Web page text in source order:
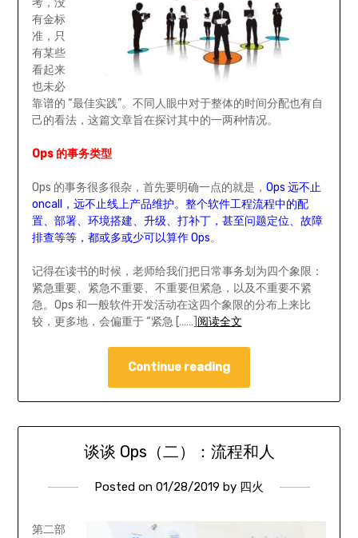
考，没
有金标
准，只
有某些
看起来
也未必
靠谱的 “最佳实践”。不同人眼中对于整体的时间分配也有自
己的看法，这篇文章旨在探讨其中的一两种情况。
Ops 的事务类型
Ops 的事务很多很杂，首先要明确一点的就是， Ops 远不止
oncall，远不止线上产品维护。整个软件工程流程中的配
置、部署、环境搭建、升级、打补丁，甚至问题定位、故障
排查等等，都或多或少可以算作 Ops。
记得在读书的时候，老师给我们把日常事务划为四个象限：
紧急重要、紧急不重要、不重要但紧急，以及不重要不紧
急。Ops 和一般软件开发活动在这四个象限的分布上来比
较，更多地，会偏重于 “紧急 [……] 阅读全文
Continue reading
谈谈 Ops（二）：流程和人
Posted on 01/28/2019 by 四火
第二部